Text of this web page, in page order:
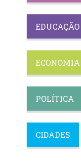
CIDADES
POLÍTICA
ECONOMIA